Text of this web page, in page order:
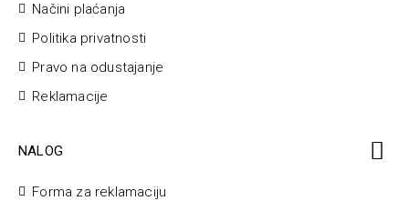
Načini plaćanja
Politika privatnosti
Pravo na odustajanje
Reklamacije
NALOG
Forma za reklamaciju